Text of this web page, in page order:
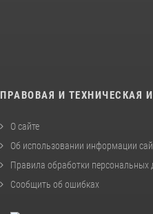
ПРАВОВАЯ И ТЕХНИЧЕСКАЯ
О сайте
Об использовании информации
Правила обработки персональных
Сообщить об ошибках